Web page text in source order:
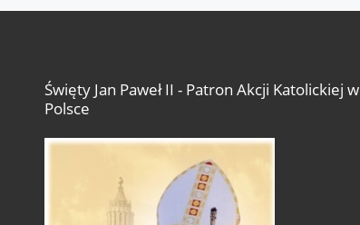
Święty Jan Paweł II - Patron Akcji Katolickiej w
Polsce